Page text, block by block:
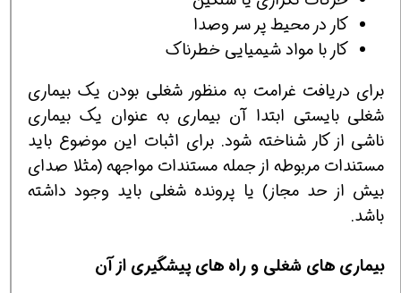
کار در محیط پر سر وصدا
کار با مواد شیمیایی خطرناک
برای دریافت غرامت به منظور شغلی بودن یک بیماری
شغلی بایستی ابتدا آن بیماری به عنوان یک بیماری
ناشی از کار شناخته شود. برای اثبات این موضوع باید
مستندات مربوطه از جمله مستندات مواجهه (مثلا صدای
بیش از حد مجاز) یا پرونده شغلی باید وجود داشته
باشد.
بیماری های شغلی و راه های پیشگیری از آن